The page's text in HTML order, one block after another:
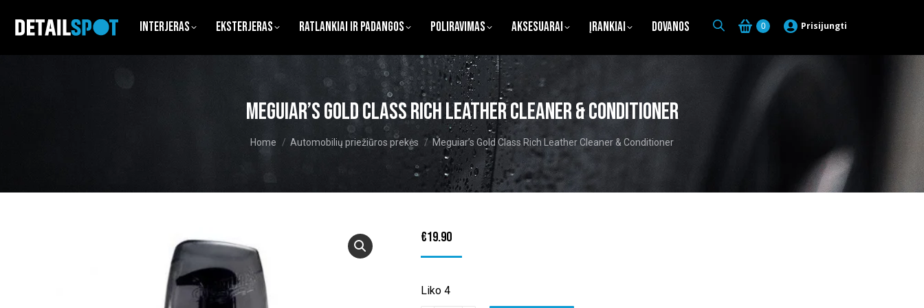
Interjeras Eksterjeras Ratlankiai ir Padangos Poliravimas Aksesuarai Įrankiai Dovanos 0 Prisijungti
Meguiar’s Gold Class Rich Leather Cleaner & Conditioner
You are here:
Home Automobilių priežiūros prekės Meguiar’s Gold Class Rich Leather Cleaner & Conditioner
€19.90
Liko 4